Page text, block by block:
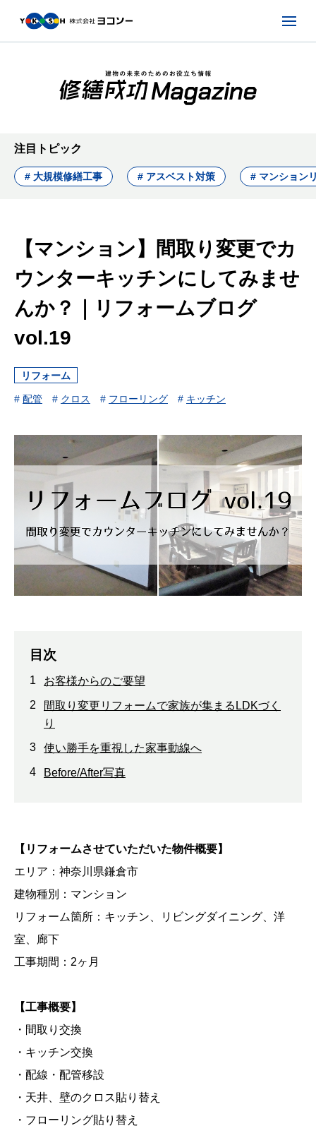
注目トピック
# 大規模修繕工事 # アスベスト対策 # マンション
【マンション】間取り変更でカ
ウンターキッチンにしてみませ
んか？｜リフォームブログ
vol.19
リフォーム
# 配管 # クロス # フローリング # キッチン
目次
1
お客様からのご要望
2
間取り変更リフォームで家族が集まるLDKづく
り
3
使い勝手を重視した家事動線へ
4
Before/After写真
【リフォームさせていただいた物件概要】
エリア：神奈川県鎌倉市
建物種別：マンション
リフォーム箇所：キッチン、リビングダイニング、洋
室、廊下
工事期間： 2ヶ月
【工事概要】
・間取り交換
・キッチン交換
・配線・配管移設
・ 天井、壁のクロス貼り替え
・フローリング貼り替え